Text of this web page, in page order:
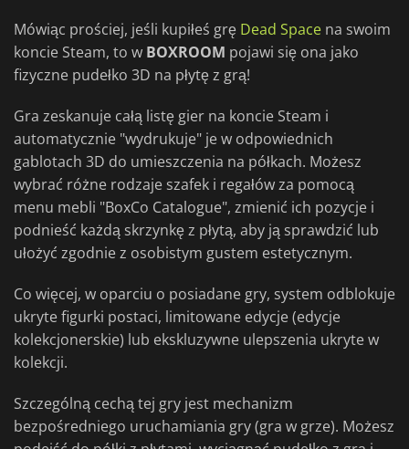
Mówiąc prościej, jeśli kupiłeś grę Dead Space na swoim
koncie Steam, to w BOXROOM pojawi się ona jako
fizyczne pudełko 3D na płytę z grą!
Gra zeskanuje całą listę gier na koncie Steam i
automatycznie "wydrukuje" je w odpowiednich
gablotach 3D do umieszczenia na półkach. Możesz
wybrać różne rodzaje szafek i regałów za pomocą
menu mebli "BoxCo Catalogue", zmienić ich pozycje i
podnieść każdą skrzynkę z płytą, aby ją sprawdzić lub
ułożyć zgodnie z osobistym gustem estetycznym.
Co więcej, w oparciu o posiadane gry, system odblokuje
ukryte figurki postaci, limitowane edycje (edycje
kolekcjonerskie) lub ekskluzywne ulepszenia ukryte w
kolekcji.
Szczególną cechą tej gry jest mechanizm
bezpośredniego uruchamiania gry (gra w grze). Możesz